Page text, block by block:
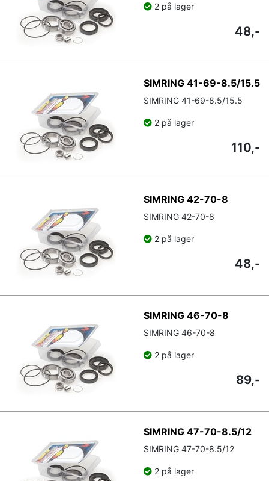
2 på lager
48,-
SIMRING 41-69-8.5/15.5
SIMRING 41-69-8.5/15.5
2 på lager
110,-
SIMRING 42-70-8
SIMRING 42-70-8
2 på lager
48,-
SIMRING 46-70-8
SIMRING 46-70-8
2 på lager
89,-
SIMRING 47-70-8.5/12
SIMRING 47-70-8.5/12
2 på lager